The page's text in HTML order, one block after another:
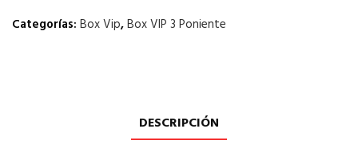
Categorías: Box Vip,Box VIP 3 Poniente
DESCRIPCIÓN